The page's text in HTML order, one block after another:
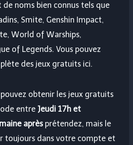
de noms bien connus tels que
Smite, Genshin Impact,
World of Warships,
of Legends. Vous pouvez
des jeux gratuits ici.
obtenir les jeux gratuits
entre Jeudi 17h et
après prétendez, mais le
toujours dans votre compte et